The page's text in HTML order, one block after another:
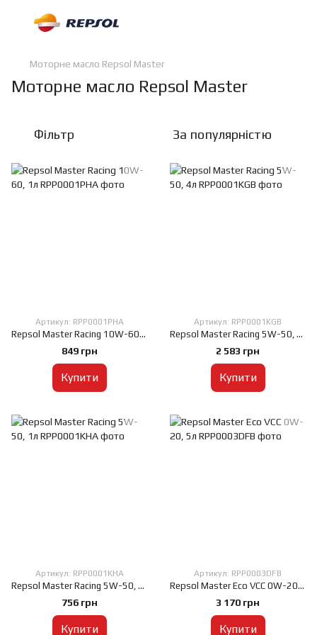
Моторне масло Repsol Master
Моторне масло Repsol Master
Фільтр За популярністю
Артикул: RPP0001PHA
Repsol Master Racing 10W-60, 1л
849 грн
Купити
Артикул: RPP0001KGB
Repsol Master Racing 5W-50, 4л
2 583 грн
Купити
Артикул: RPP0001KHA
Repsol Master Racing 5W-50, 1л
756 грн
Купити
Артикул: RPP0003DFB
Repsol Master Eco VCC 0W-20, 5л
3 170 грн
Купити